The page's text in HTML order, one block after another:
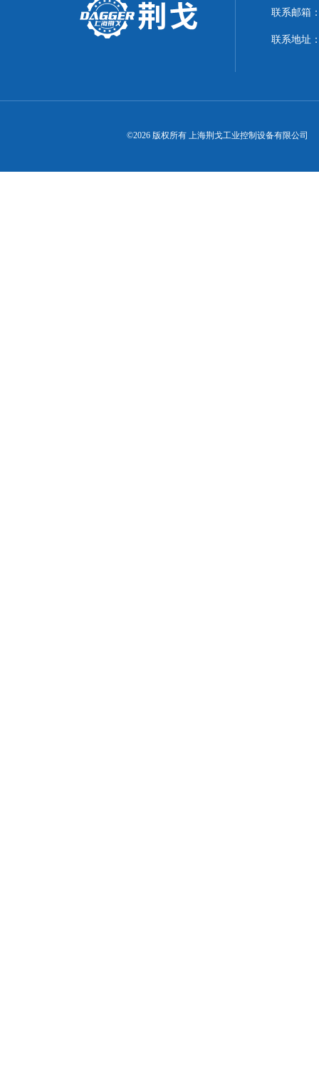
联系邮箱
联系地址
©2026 版权所有 上海荆戈工业控制设备有限公司